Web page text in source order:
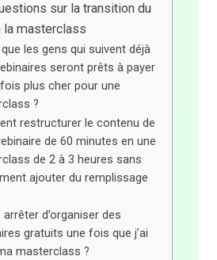
sur la transition du
la masterclass
les gens qui suivent déjà
seront prêts à payer
plus cher pour une
?
restructurer le contenu de
de 60 minutes en une
de 2 à 3 heures sans
ajouter du remplissage
arrêter d’organiser des
gratuits une fois que j’ai
masterclass ?